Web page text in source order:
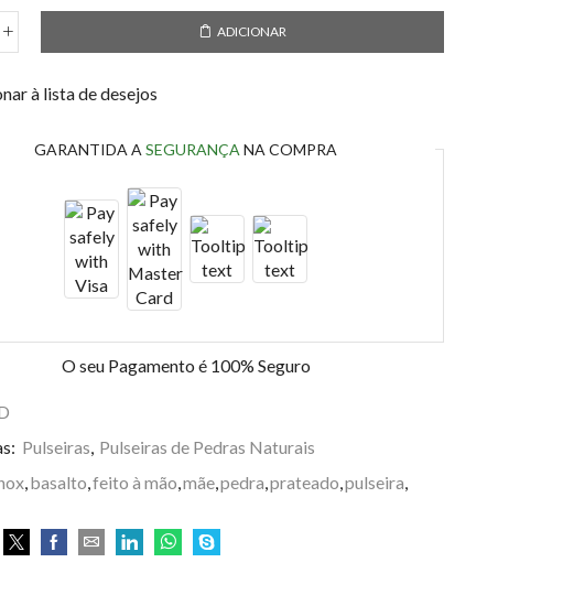
ADICIONAR
à lista de desejos
GARANTIDA ASEGURANÇA NA COMPRA
O seu Pagamento é 100% Seguro
Pulseiras, Pulseiras de Pedras Naturais
,basalto,feito à mão,mãe,pedra,prateado,pulseira,